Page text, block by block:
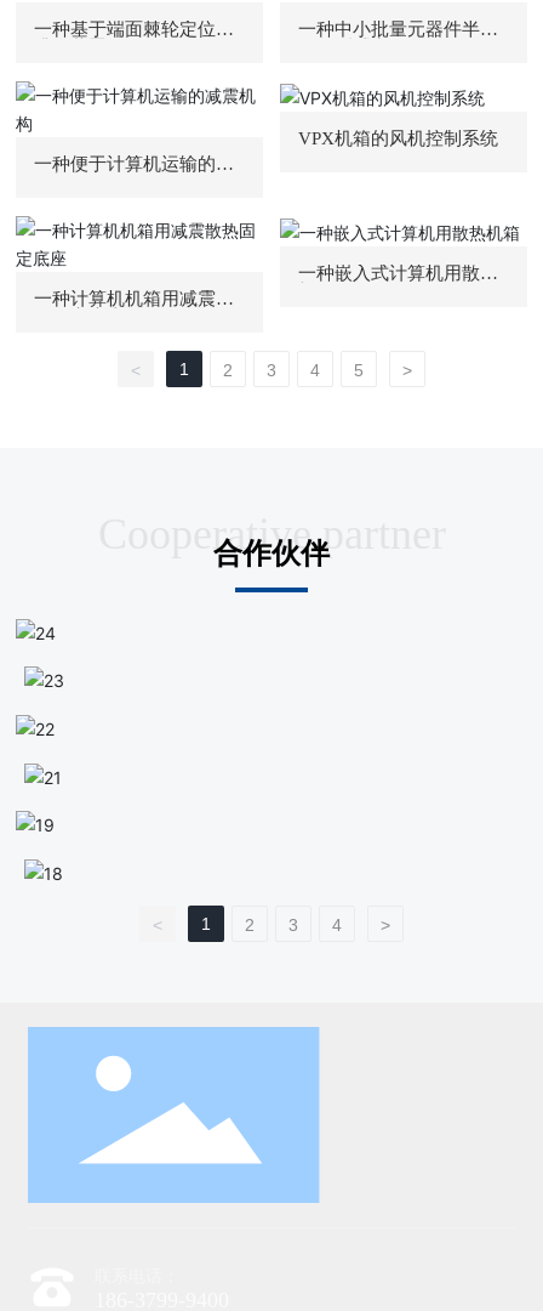
一种基于端面棘轮定位的
一种中小批量元器件半自
一种便于计算机运输的减
VPX机箱的风机控制系统
一种计算机机箱用减震散
一种嵌入式计算机用散热
< 1 2 3 4 5 >
Cooperative partner
合作伙伴
< 1 2 3 4 >